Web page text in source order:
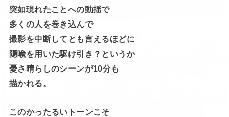
突如現れたことへの動揺で
多くの人を巻き込んで
撮影を中断してとも言えるほどに
隠喩を用いた駆け引き？というか
憂さ晴らしのシーンが10分も
描かれる。
このかったるいトーンこそ